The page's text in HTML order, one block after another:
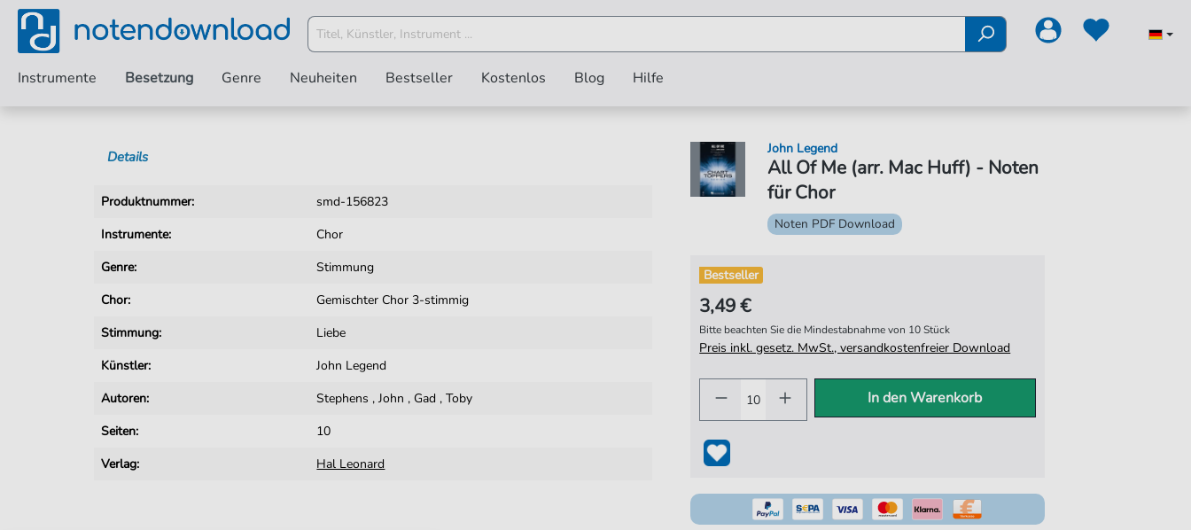
Instrumente Besetzung Genre Neuheiten Bestseller Kostenlos Blog Hilfe
Details
Produktnummer:
smd-156823
Instrumente:
Chor
Genre:
Stimmung
Chor:
Gemischter Chor 3-stimmig
Stimmung:
Liebe
Künstler:
John Legend
Autoren:
Stephens ,John ,Gad ,Toby
Seiten:
10
Verlag:
Hal Leonard
All Of Me (arr. Mac Huff) - Noten
für Chor
John Legend
Noten PDF Download
Bestseller
3,49 €
Bitte beachten Sie die Mindestabnahme von 10 Stück
Preis inkl. gesetz. MwSt., versandkostenfreier Download
In den Warenkorb